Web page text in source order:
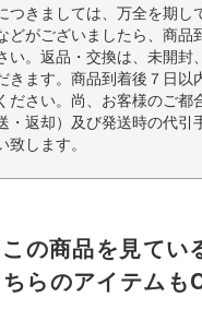
つきましては、万全を期し
どがございましたら、商品
い。返品・交換は、未開封
きます。商品到着後７日以
ださい。尚、お客様のご都
・返却）及び発送時の代引
します。
この商品を見てい
らのアイテムも